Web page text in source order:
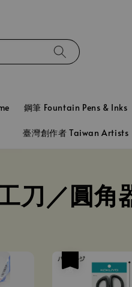
鋼筆 Fountain Pens & Inks
臺灣創作者 Taiwan Artists
刀／圓角